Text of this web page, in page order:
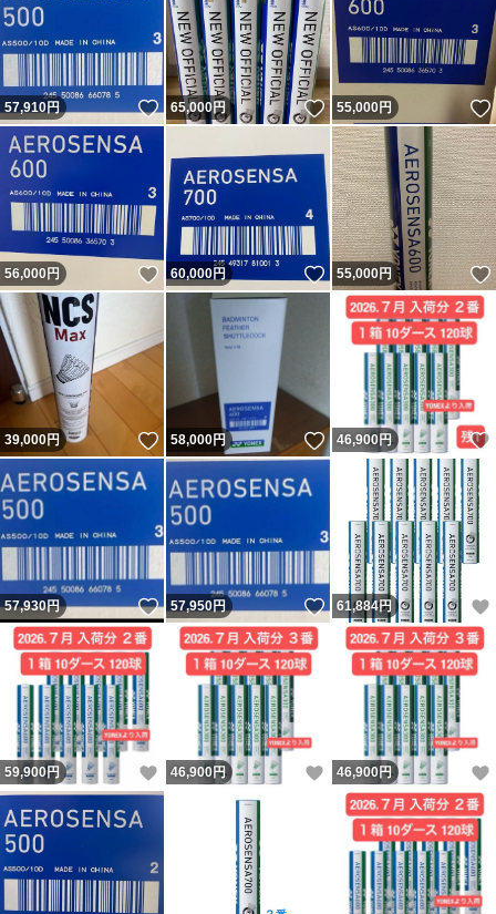
57,910円 いいね！
65,000円 いいね！
55,000円
56,000円 いいね！
60,000円 いいね！
55,000円
39,000円 いいね！
58,000円 いいね！
46,900円
57,930円 いいね！
57,950円 いいね！
61,884円
59,900円 いいね！
46,900円 いいね！
46,900円